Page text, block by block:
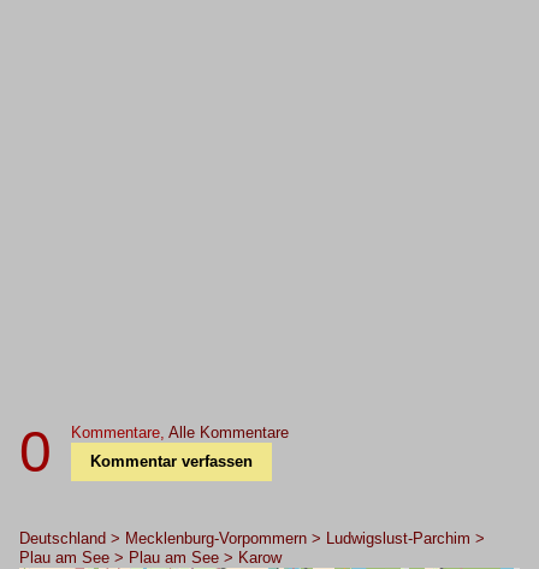
0 Kommentare, Alle Kommentare
Kommentar verfassen
Deutschland > Mecklenburg-Vorpommern > Ludwigslust-Parchim >
Plau am See > Plau am See > Karow